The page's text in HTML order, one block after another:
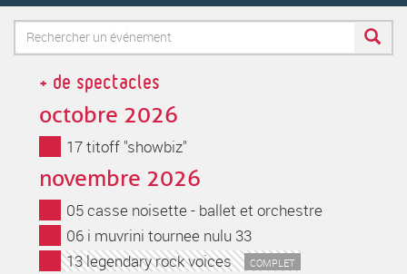
Formulaire
de
recherche
+ de spectacles
octobre 2026
17 titoff "showbiz"
novembre 2026
05 casse noisette - ballet et orchestre
06 i muvrini tournee nulu 33
13 legendary rock voices
COMPLET